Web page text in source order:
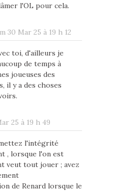
l'OL pour cela.
30 Mar 25 à 19 h 12
toi, d'ailleurs je
de temps à
joueuses des
il y a des choses
25 à 19 h 49
l'intégrité
, lorsque l'on est
veut tout jouer ; avez
de Renard lorsque le